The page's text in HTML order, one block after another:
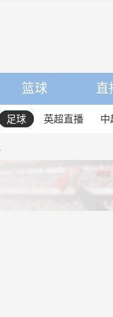
篮球 直
足球 英超直播 中